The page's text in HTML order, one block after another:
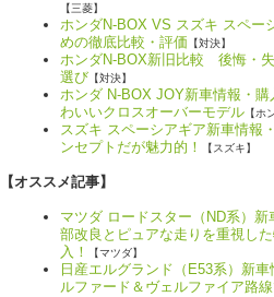
【三菱】
ホンダN-BOX VS スズキ スペー
めの徹底比較・評価 【対決】
ホンダN-BOX新旧比較 後悔・
選び 【対決】
ホンダ N-BOX JOY新車情報・
わいいクロスオーバーモデル 【ホ
スズキ スペーシアギア新車情
ンセプトだが魅力的！
【スズキ】
【オススメ記事】
マツダ ロードスター（ND系）
部改良とピュアな走りを重視し
入！
【マツダ】
日産エルグランド（E53系）新
ルファード＆ヴェルファイア路